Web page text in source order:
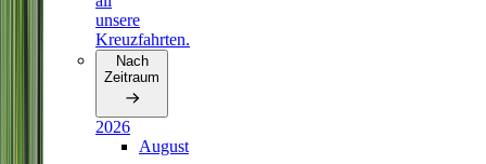
unsere
Kreuzfahrten.
Nach
Zeitraum
2026
August